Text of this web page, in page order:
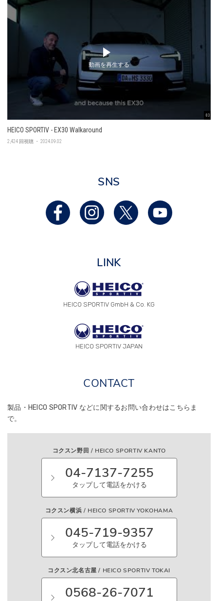
03:45
動画を再生する
HEICO SPORTIV - EX30 Walkaround
2,424 回視聴 ・ 2024.09.02
SNS
LINK
HEICO SPORTIV GmbH & Co. KG
HEICO SPORTIV JAPAN
CONTACT
製品・HEICO SPORTIV などに関するお問い合わせはこちらま
で。
コクスン野田 / HEICO SPORTIV KANTO
04-7137-7255
タップして電話をかける
コクスン横浜 / HEICO SPORTIV YOKOHAMA
045-719-9357
タップして電話をかける
コクスン北名古屋 / HEICO SPORTIV TOKAI
0568-26-7071